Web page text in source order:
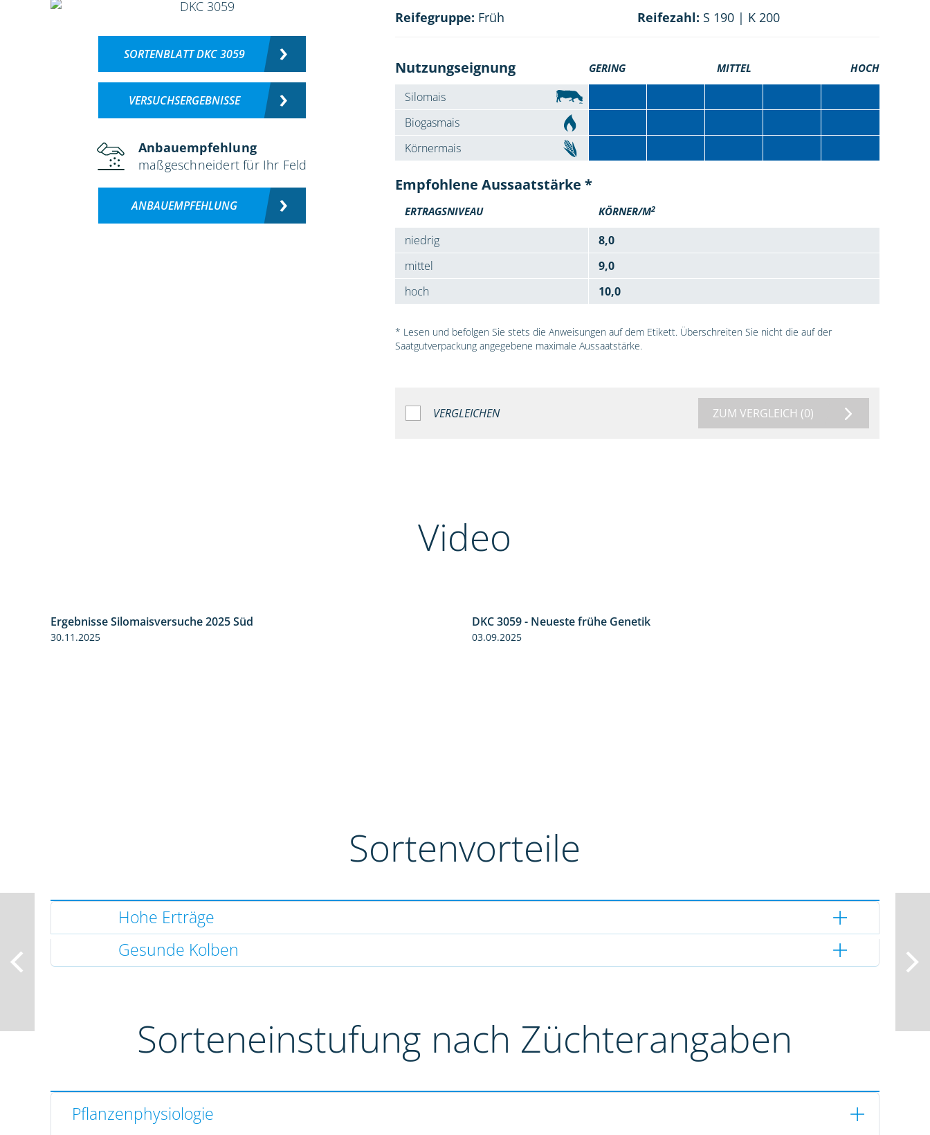
SORTENBLATT DKC 3059
VERSUCHSERGEBNISSE
Anbauempfehlung
maßgeschneidert für Ihr Feld
ANBAUEMPFEHLUNG
Reifegruppe: Früh Reifezahl: S 190 | K 200
Nutzungseignung GERING MITTEL HOCH
Silomais
Biogasmais
Körnermais
Empfohlene Aussaatstärke *
ERTRAGSNIVEAU KÖRNER/M2
niedrig
8,0
mittel
9,0
hoch
10,0
* Lesen und befolgen Sie stets die Anweisungen auf dem Etikett. Überschreiten Sie nicht die auf der
Saatgutverpackung angegebene maximale Aussaatstärke.
VERGLEICHEN ZUM VERGLEICH (0)
Video
Ergebnisse Silomaisversuche 2025 Süd
30.11.2025
DKC 3059 - Neueste frühe Genetik
03.09.2025
Sortenvorteile
Hohe Erträge
Gesunde Kolben
Sorteneinstufung nach Züchterangaben
Pflanzenphysiologie